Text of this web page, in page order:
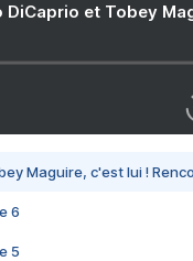
DiCaprio et Tobey
Maguire, c'est lui !
6
5